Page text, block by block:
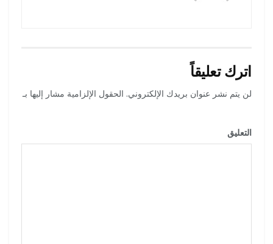
اترك تعليقاً
لن يتم نشر عنوان بريدك الإلكتروني. الحقول الإلزامية مشار إليها بـ
التعليق